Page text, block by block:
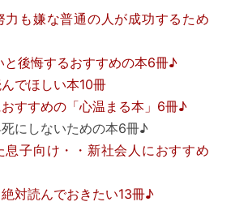
力も嫌な普通の人が成功するため
と後悔するおすすめの本6冊♪
でほしい本10冊
すすめの「心温まる本」6冊♪
にしないための本6冊♪
息子向け・・新社会人におすすめ
対読んでおきたい13冊♪